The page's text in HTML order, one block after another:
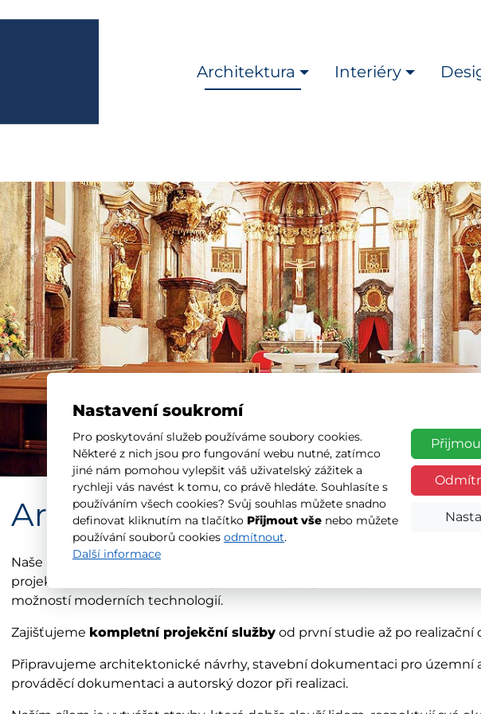
Nastavení soukromí
Pro poskytování služeb používáme soubory cookies.
Některé z nich jsou pro fungování webu nutné, zatímco
jiné nám pomohou vylepšit váš uživatelský zážitek a
rychleji vás navést k tomu, co právě hledáte. Souhlasíte s
používáním všech cookies? Svůj souhlas můžete snadno
definovat kliknutím na tlačítko Přijmout vše nebo můžete
používání souborů cookies odmítnout.
Další informace
Architektura Interiéry
Architektura
Naše projekční práce stojí na spojení estetiky, funkčnosti a technické
projekt vnímáme jako jedinečný příběh, který vychází z potřeb klienta,
možností moderních technologií.
Zajišťujeme kompletní projekční služby od první studie až po realizační
Připravujeme architektonické návrhy, stavební dokumentaci pro územní
prováděcí dokumentaci a autorský dozor při realizaci.